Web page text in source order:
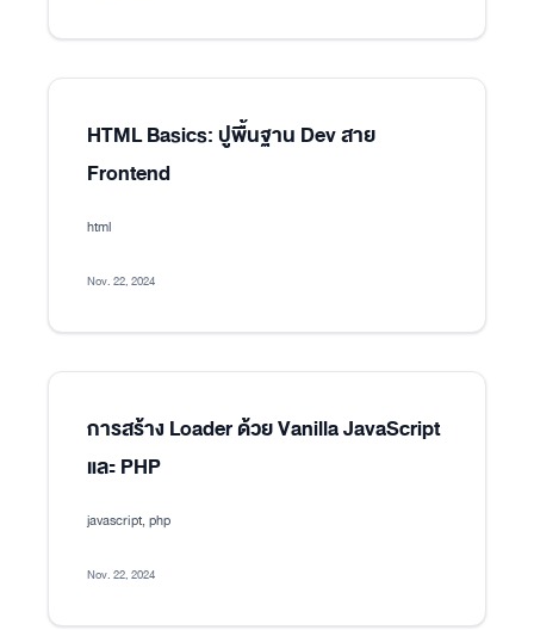
HTML Basics: ปูพื้นฐาน Dev สาย
Frontend
html
Nov. 22, 2024
การสร้าง Loader ด้วย Vanilla JavaScript
และ PHP
javascript, php
Nov. 22, 2024